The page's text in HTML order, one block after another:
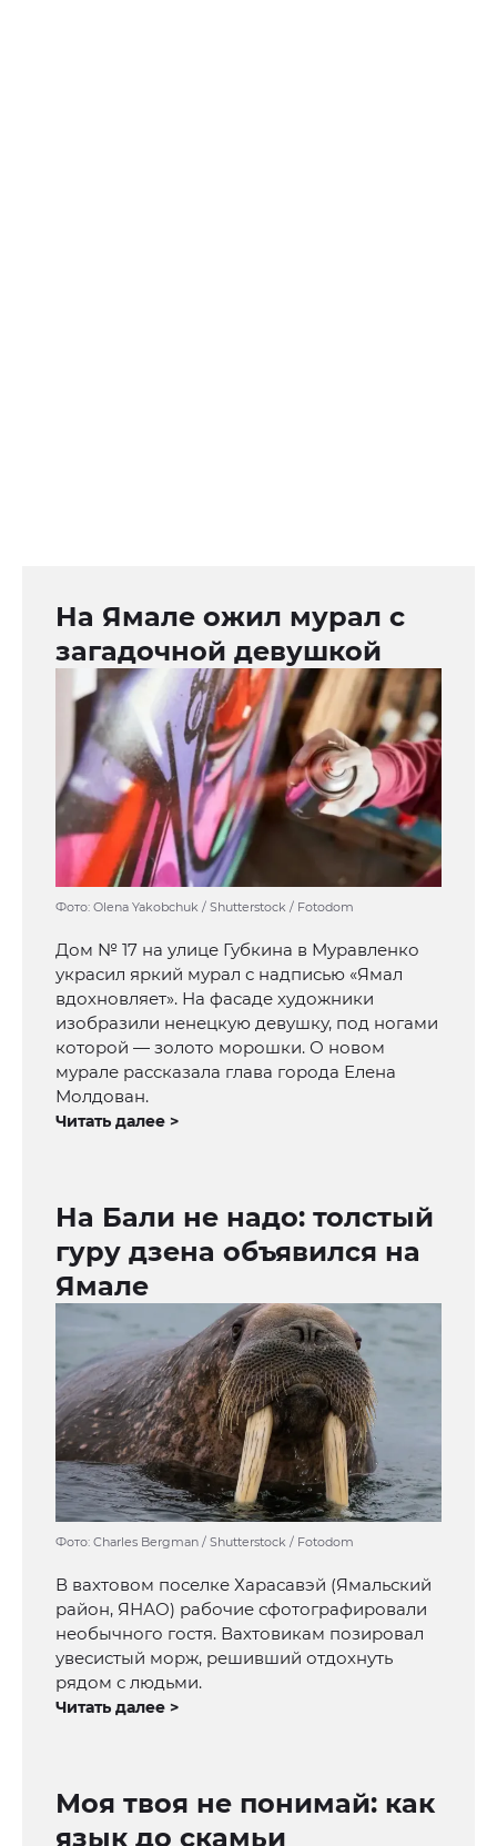
На Ямале ожил мурал с
загадочной девушкой
Фото: Olena Yakobchuk / Shutterstock / Fotodom
Дом № 17 на улице Губкина в Муравленко
украсил яркий мурал с надписью «Ямал
вдохновляет». На фасаде художники
изобразили ненецкую девушку, под ногами
которой — золото морошки. О новом
мурале рассказала глава города Елена
Молдован.
Читать далее >
На Бали не надо: толстый
гуру дзена объявился на
Ямале
Фото: Charles Bergman / Shutterstock / Fotodom
В вахтовом поселке Харасавэй (Ямальский
район, ЯНАО) рабочие сфотографировали
необычного гостя. Вахтовикам позировал
увесистый морж, решивший отдохнуть
рядом с людьми.
Читать далее >
Моя твоя не понимай: как
язык до скамьи